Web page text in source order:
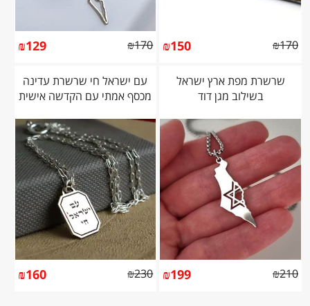
₪170
₪150
₪170
₪129
שרשרת מפת ארץ ישראל
בשילוב מגן דוד
₪210
₪199
עם ישראל חי שרשרת עדינה
מכסף אמתי עם הקדשה אישית
₪230
₪160